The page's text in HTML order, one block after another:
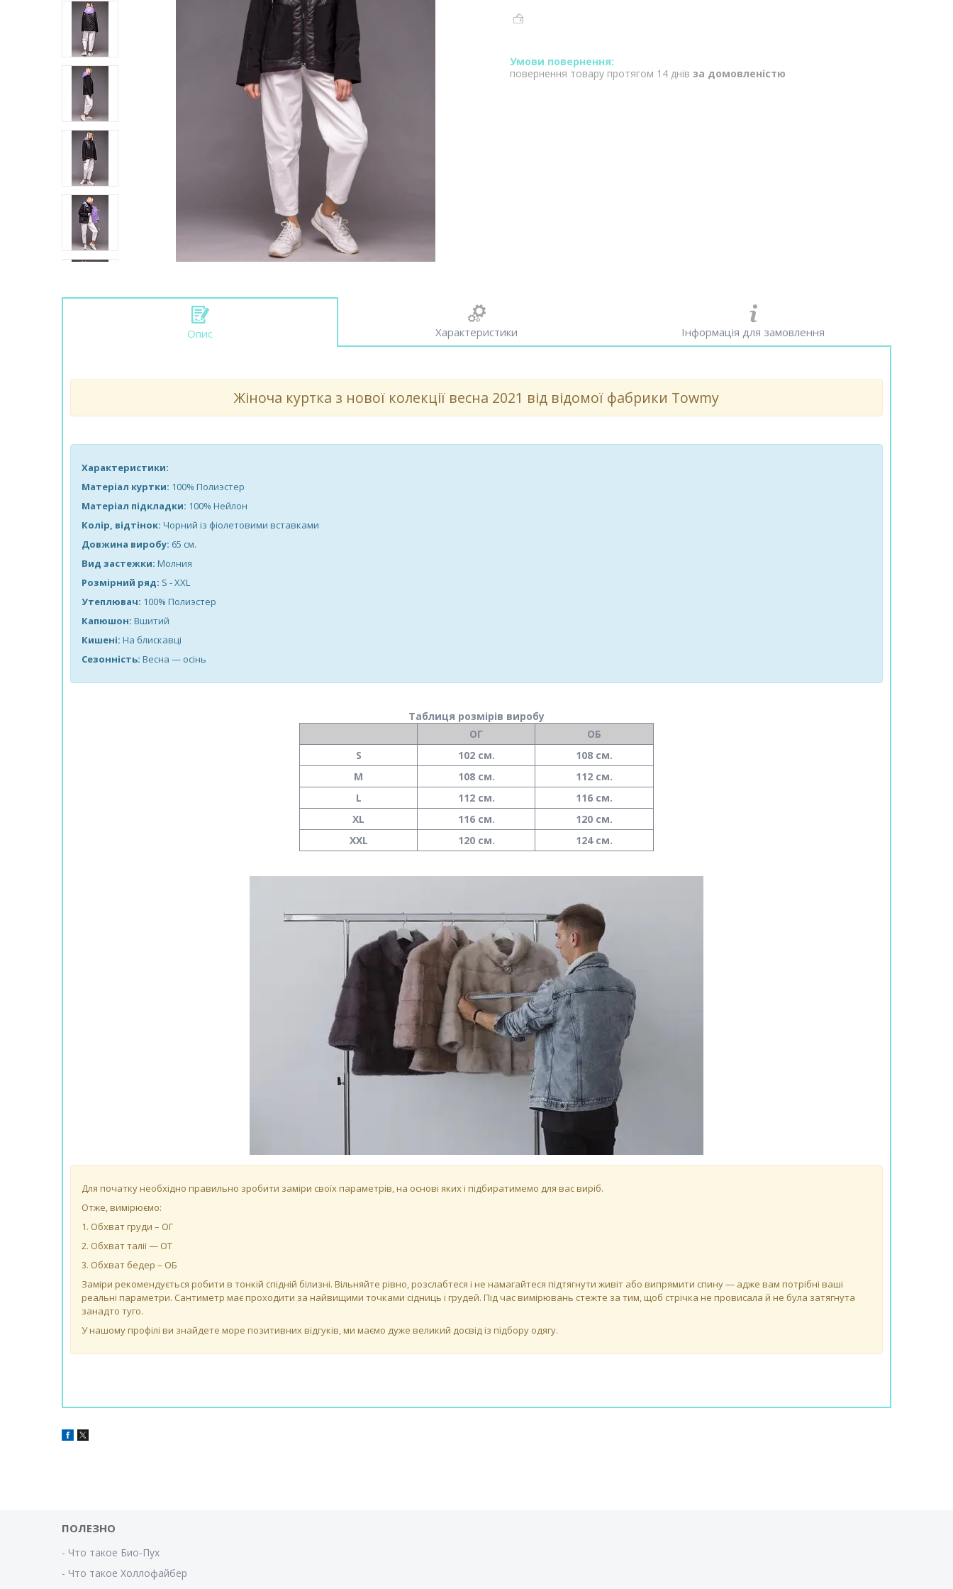
повернення товару протягом 14 днів за домовленістю
Опис Характеристики Інформація для замовлення
Жіноча куртка з нової колекції весна 2021 від відомої фабрики Towmy
Характеристики:
Матеріал куртки: 100% Полиэстер
Матеріал підкладки: 100% Нейлон
Колір, відтінок: Чорний із фіолетовими вставками
Довжина виробу: 65 см.
Вид застежки: Молния
Розмірний ряд: S - XXL
Утеплювач: 100% Полиэстер
Капюшон: Вшитий
Кишені: На блискавці
Сезонність: Весна — осінь
Таблиця розмірів виробу
ОГ
ОБ
S
102 см.
108 см.
M
108 см.
112 см.
L
112 см.
116 см.
XL
116 см.
120 см.
XXL
120 см. 124 см.
Для початку необхідно правильно зробити заміри своїх параметрів, на основі яких і підбиратимемо для вас виріб.
Отже, вимірюємо:
1. Обхват груди – ОГ
2. Обхват талії — ОТ
3. Обхват бедер – ОБ
Заміри рекомендується робити в тонкій спідній білизні. Вільняйте рівно, розслабтеся і не намагайтеся підтягнути живіт або випрямити спину — адже вам потрібні ваші
реальні параметри. Сантиметр має проходити за найвищими точками сідниць і грудей. Під час вимірювань стежте за тим, щоб стрічка не провисала й не була затягнута
занадто туго.
У нашому профілі ви знайдете море позитивних відгуків, ми маємо дуже великий досвід із підбору одягу.
ПОЛЕЗНО
- Что такое Био-Пух
- Что такое Холлофайбер